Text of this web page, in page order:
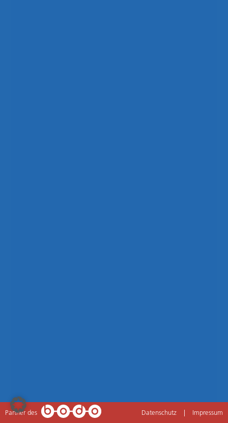
Partner des Datenschutz | Impressum